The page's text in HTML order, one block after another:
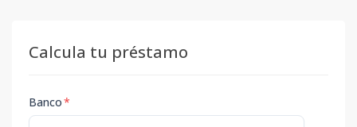
Calcula tu préstamo
Banco*